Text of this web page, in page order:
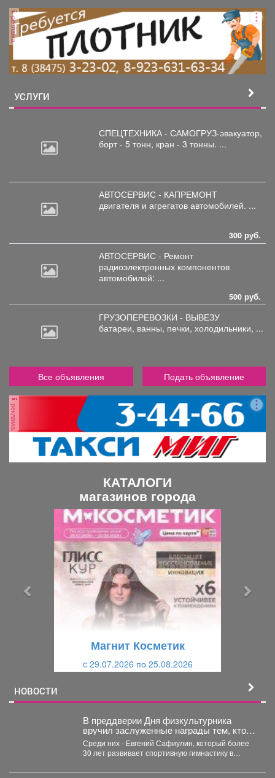
реклама
УСЛУГИ
СПЕЦТЕХНИКА - САМОГРУЗ-эвакуатор,
борт - 5 тонн, кран - 3 тонны. ...
АВТОСЕРВИС - КАПРЕМОНТ
двигателя и агрегатов автомобилей. ...
300 руб.
АВТОСЕРВИС - Ремонт
радиоэлектронных компонентов
автомобилей: ...
500 руб.
ГРУЗОПЕРЕВОЗКИ - ВЫВЕЗУ
батареи, ванны, печки, холодильники, ...
Все объявления Подать объявление
реклама
КАТАЛОГИ
магазинов города
Магнит Косметик
c 29.07.2026 по 25.08.2026
НОВОСТИ
В преддверии Дня физкультурника
вручил заслуженные награды тем, кто
посвятил свою жизнь спорту и
воспитанию чемпионов.
Среди них - Евгений Сафиулин, который более
30 лет развивает спортивную гимнастику в